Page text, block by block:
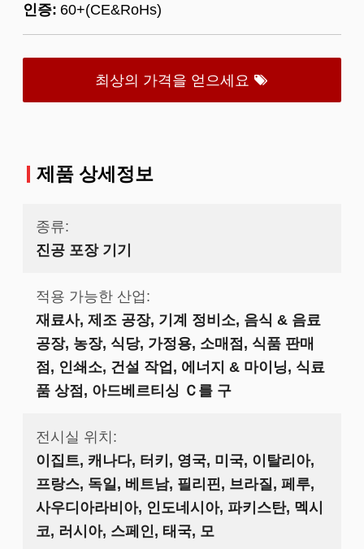
인증: 60+(CE&RoHs)
최상의 가격을 얻으세요
제품 상세정보
종류:
진공 포장 기기
적용 가능한 산업:
재료사, 제조 공장, 기계 정비소, 음식 & 음료
공장, 농장, 식당, 가정용, 소매점, 식품 판매
점, 인쇄소, 건설 작업, 에너지 & 마이닝, 식료
품 상점, 아드베르티싱 Ｃ를 구
전시실 위치:
이집트, 캐나다, 터키, 영국, 미국, 이탈리아,
프랑스, ​​독일, 베트남, 필리핀, 브라질, 페루,
사우디아라비아, 인도네시아, 파키스탄, 멕시
코, 러시아, 스페인, 태국, 모